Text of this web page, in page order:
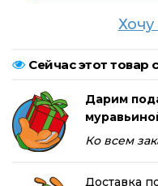
Сейчас этот товар
Дарим
Ко всем
Доставка